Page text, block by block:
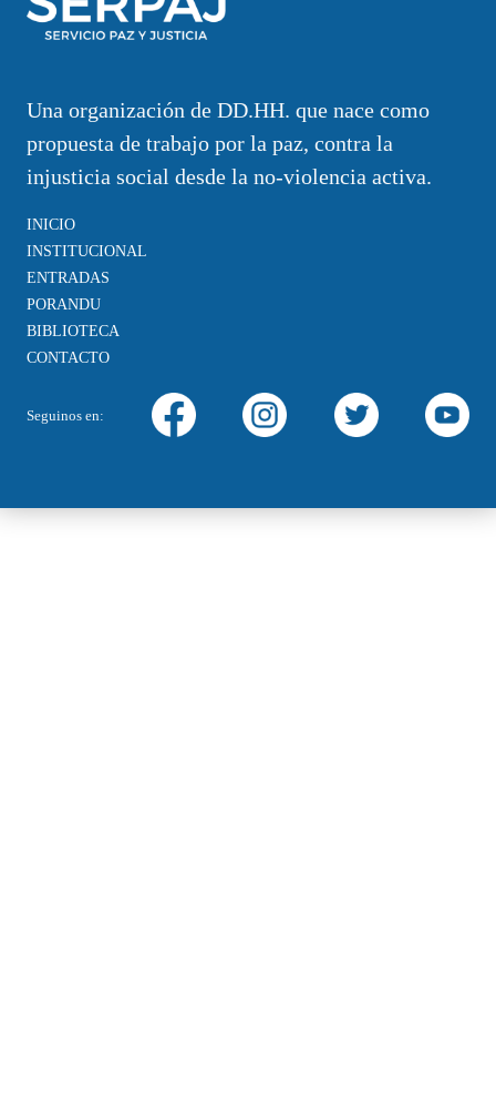
Una organización de DD.HH. que nace como
propuesta de trabajo por la paz, contra la
injusticia social desde la no-violencia activa.
INICIO
INSTITUCIONAL
ENTRADAS
PORANDU
BIBLIOTECA
CONTACTO
Seguinos en: